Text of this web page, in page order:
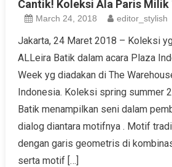
Cantik! Koleksi Ala Paris Milik
March 24, 2018 editor_stylish
Jakarta, 24 Maret 2018 – Koleksi
ALLeira Batik dalam acara Plaza
Week yg diadakan di The
Indonesia. Koleksi spring summer
Batik menampilkan seni dalam
dialog diantara motifnya . Motif
dengan garis geometris di
serta motif […]